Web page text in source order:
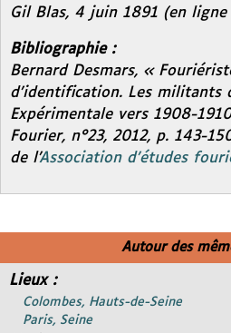
Gil Blas, 4 juin 1891 (en ligne
Bibliographie :
Bernard Desmars, «
d’identification. Les militants
Expérimentale vers 1908-
Fourier, n°23, 2012, p. 143-
de l’Association d’études
Autour des
Lieux :
Colombes, Hauts-de-Seine
Paris, Seine